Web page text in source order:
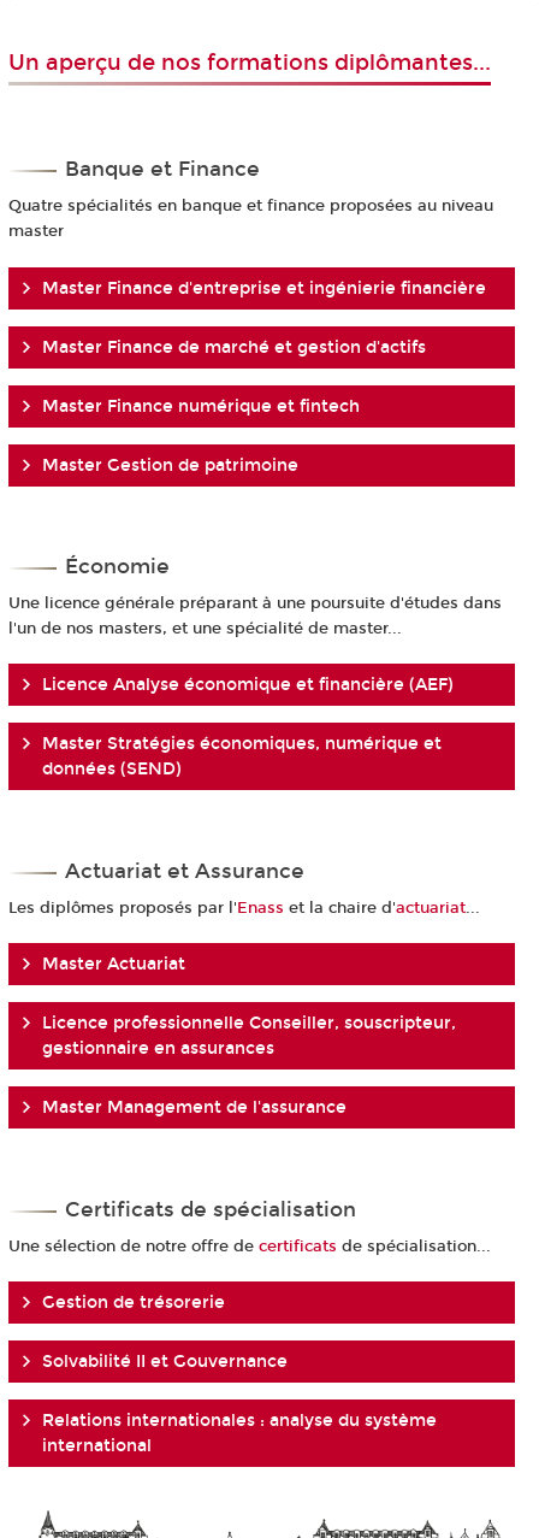
Un aperçu de nos formations diplômantes...
Banque et Finance
Quatre spécialités en banque et finance proposées au niveau
master
Master Finance d'entreprise et ingénierie financière
Master Finance de marché et gestion d'actifs
Master Finance numérique et fintech
Master Gestion de patrimoine
Économie
Une licence générale préparant à une poursuite d'études dans
l'un de nos masters, et une spécialité de master...
Licence Analyse économique et financière (AEF)
Master Stratégies économiques, numérique et
données (SEND)
Actuariat et Assurance
Les diplômes proposés par l'Enass et la chaire d'actuariat...
Master Actuariat
Licence professionnelle Conseiller, souscripteur,
gestionnaire en assurances
Master Management de l'assurance
Certificats de spécialisation
Une sélection de notre offre de certificats de spécialisation...
Gestion de trésorerie
Solvabilité II et Gouvernance
Relations internationales : analyse du système
international